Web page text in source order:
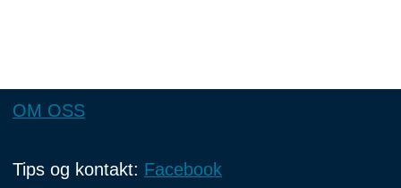
OM OSS
Tips og kontakt: Facebook